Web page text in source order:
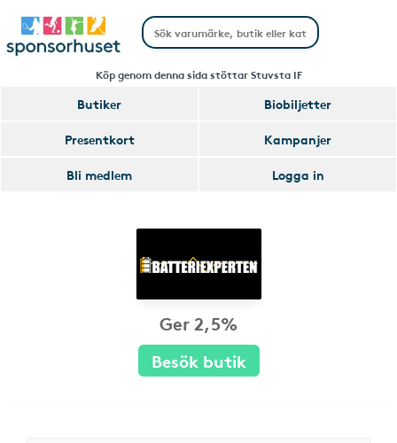
Köp genom denna sida stöttar Stuvsta IF
Butiker
Biobiljetter
Presentkort
Kampanjer
Bli medlem
Logga in
Ger 2,5%
Besök butik